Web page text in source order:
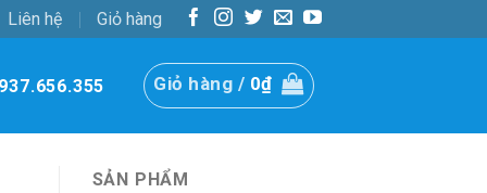
Liên hệ Giỏ hàng
Giỏ hàng / 0₫
SẢN PHẨM